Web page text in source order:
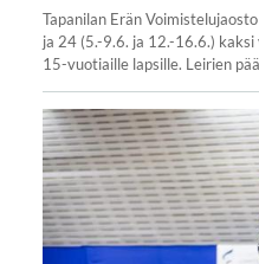
Tapanilan Erän
ja 24 (5.-9.6. ja 12.-16.6.)
15-vuotiaille lapsille. Leirien